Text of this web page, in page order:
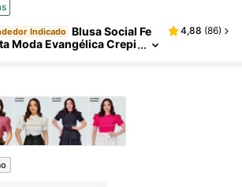
Indicado Blusa Social Fe
Moda Evangélica Crepi
4,88 (86)